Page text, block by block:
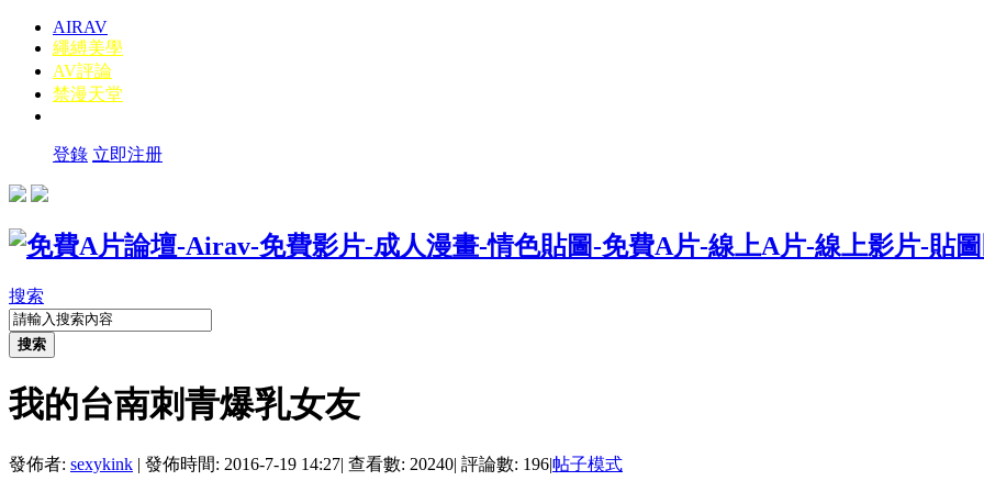
AIRAV
繩縛美學
AV評論
禁漫天堂
登錄 立即注册
搜索
搜索
我的台南刺青爆乳女友
發佈者: sexykink | 發佈時間: 2016-7-19 14:27| 查看數: 20240| 評論數: 196|帖子模式